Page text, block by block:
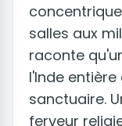
salles aux
raconte
l'Inde
sanctuaire.
ferveur